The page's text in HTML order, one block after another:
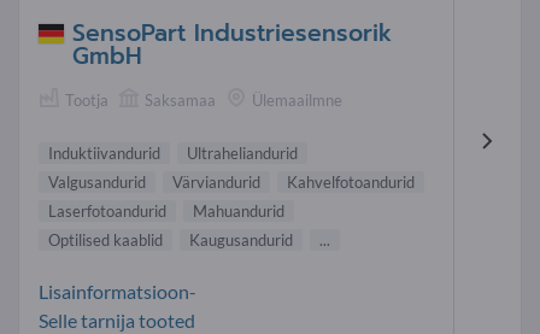
SensoPart Industriesensorik
GmbH
Tootja Saksamaa Ülemaailmne
Induktiivandurid
Ultraheliandurid
Valgusandurid
Värviandurid
Kahvelfotoandurid
Laserfotoandurid
Mahuandurid
Optilised kaablid
Kaugusandurid ...
Lisainformatsioon-
Selle tarnija tooted